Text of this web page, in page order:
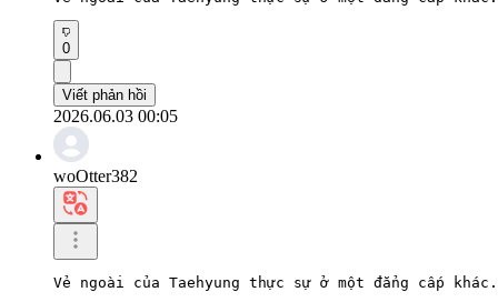
0
Viết phản hồi
2026.06.03 00:05
woOtter382
Vẻ ngoài của Taehyung thực sự ở một đẳng cấp